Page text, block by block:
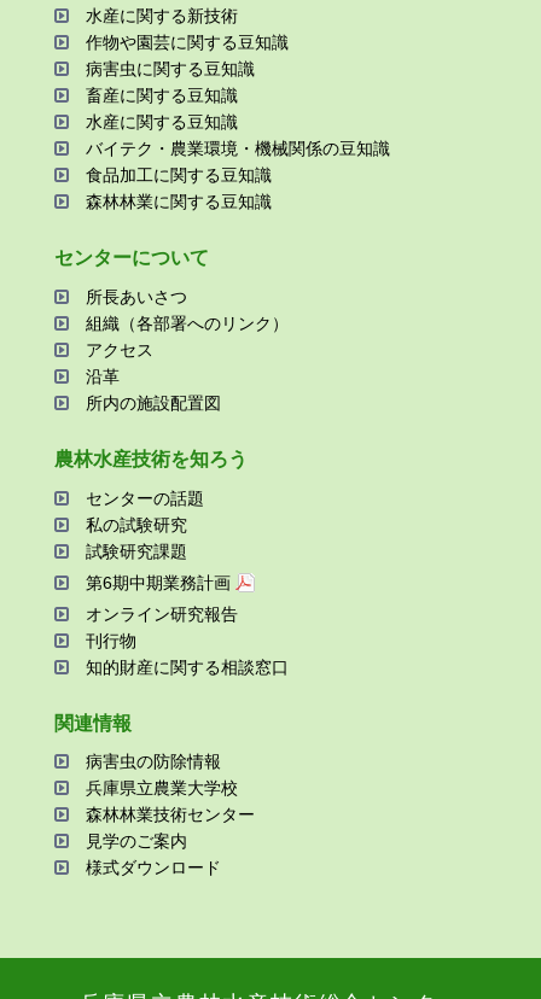
⽔産に関する新技術
作物や園芸に関する⾖知識
病害⾍に関する⾖知識
畜産に関する⾖知識
⽔産に関する⾖知識
バイテク・農業環境・機械関係の⾖知識
⾷品加⼯に関する⾖知識
森林林業に関する⾖知識
センターについて
所⻑あいさつ
組織（各部署へのリンク）
アクセス
沿⾰
所内の施設配置図
農林⽔産技術を知ろう
センターの話題
私の試験研究
試験研究課題
第6期中期業務計画
オンライン研究報告
刊⾏物
知的財産に関する相談窓⼝
関連情報
病害⾍の防除情報
兵庫県⽴農業⼤学校
森林林業技術センター
⾒学のご案内
様式ダウンロード